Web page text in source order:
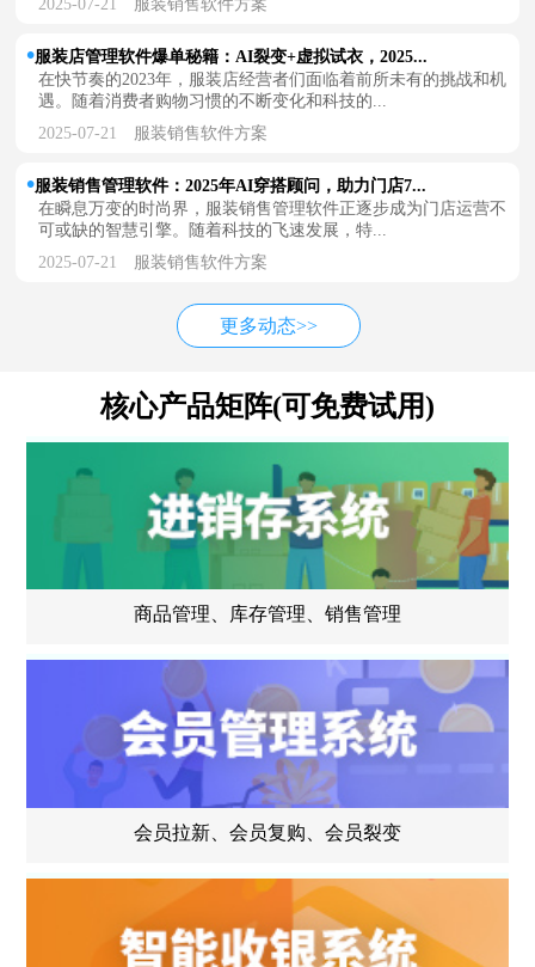
2025-07-21 服装销售软件方案
服装店管理软件爆单秘籍：AI裂变+虚拟试衣，2025...
在快节奏的2023年，服装店经营者们面临着前所未有的挑战和机
遇。随着消费者购物习惯的不断变化和科技的...
2025-07-21 服装销售软件方案
服装销售管理软件：2025年AI穿搭顾问，助力门店7...
在瞬息万变的时尚界，服装销售管理软件正逐步成为门店运营不
可或缺的智慧引擎。随着科技的飞速发展，特...
2025-07-21 服装销售软件方案
更多动态>>
核心产品矩阵(可免费试用)
商品管理、库存管理、销售管理
会员拉新、会员复购、会员裂变